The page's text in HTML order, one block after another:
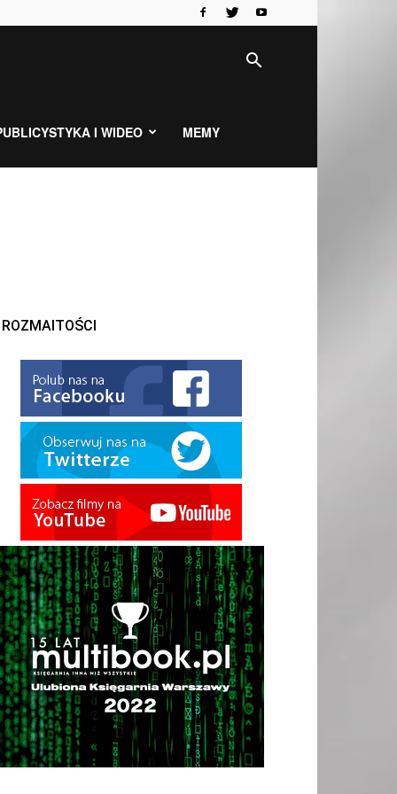
I WIDEO MEMY
ROZMAITOŚCI